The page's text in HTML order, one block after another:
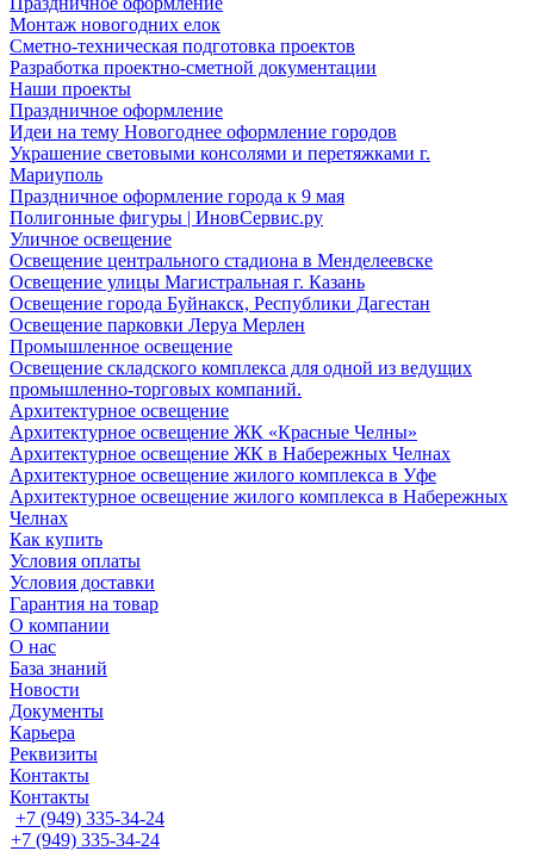
Монтаж новогодних елок
Сметно-техническая подготовка проектов
Разработка проектно-сметной документации
Наши проекты
Праздничное оформление
Идеи на тему Новогоднее оформление городов
Украшение световыми консолями и перетяжками г.
Мариуполь
Праздничное оформление города к 9 мая
Полигонные фигуры | ИновСервис.ру
Уличное освещение
Освещение центрального стадиона в Менделеевске
Освещение улицы Магистральная г. Казань
Освещение города Буйнакск, Республики Дагестан
Освещение парковки Леруа Мерлен
Промышленное освещение
Освещение складского комплекса для одной из ведущих
промышленно-торговых компаний.
Архитектурное освещение
Архитектурное освещение ЖК «Красные Челны»
Архитектурное освещение ЖК в Набережных Челнах
Архитектурное освещение жилого комплекса в Уфе
Архитектурное освещение жилого комплекса в Набережных
Челнах
Как купить
Условия оплаты
Условия доставки
Гарантия на товар
О компании
О нас
База знаний
Новости
Документы
Карьера
Реквизиты
Контакты
Контакты
+7 (949) 335-34-24
+7 (949) 335-34-24